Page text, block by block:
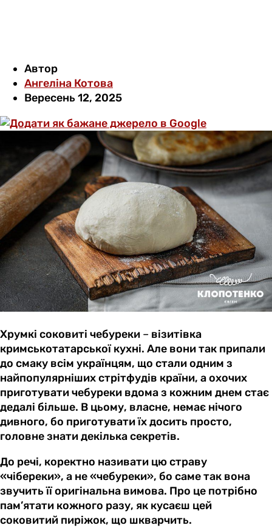
Автор
Ангеліна Котова
Вересень 12, 2025
Хрумкі соковиті чебуреки – візитівка
кримськотатарської кухні. Але вони так припали
до смаку всім українцям, що стали одним з
найпопулярніших стрітфудів країни, а охочих
приготувати чебуреки вдома з кожним днем стає
дедалі більше. В цьому, власне, немає нічого
дивного, бо приготувати їх досить просто,
головне знати декілька секретів.
До речі, коректно називати цю страву
«чібереки», а не «чебуреки», бо саме так вона
звучить її оригінальна вимова. Про це потрібно
пам’ятати кожного разу, як кусаєш цей
соковитий пиріжок, що шкварчить.